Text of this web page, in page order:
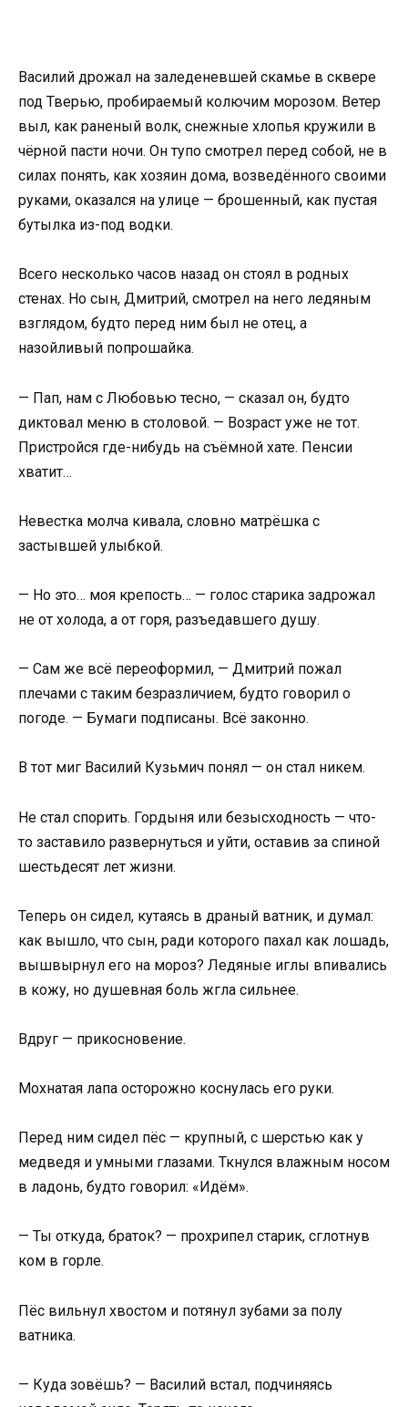
Василий дрожал на заледеневшей скамье в сквере
под Тверью, пробираемый колючим морозом. Ветер
выл, как раненый волк, снежные хлопья кружили в
чёрной пасти ночи. Он тупо смотрел перед собой, не в
силах понять, как хозяин дома, возведённого своими
руками, оказался на улице — брошенный, как пустая
бутылка из-под водки.
Всего несколько часов назад он стоял в родных
стенах. Но сын, Дмитрий, смотрел на него ледяным
взглядом, будто перед ним был не отец, а
назойливый попрошайка.
— Пап, нам с Любовью тесно, — сказал он, будто
диктовал меню в столовой. — Возраст уже не тот.
Пристройся где-нибудь на съёмной хате. Пенсии
хватит…
Невестка молча кивала, словно матрёшка с
застывшей улыбкой.
— Но это… моя крепость… — голос старика задрожал
не от холода, а от горя, разъедавшего душу.
— Сам же всё переоформил, — Дмитрий пожал
плечами с таким безразличием, будто говорил о
погоде. — Бумаги подписаны. Всё законно.
В тот миг Василий Кузьмич понял — он стал никем.
Не стал спорить. Гордыня или безысходность — что-
то заставило развернуться и уйти, оставив за спиной
шестьдесят лет жизни.
Теперь он сидел, кутаясь в драный ватник, и думал:
как вышло, что сын, ради которого пахал как лошадь,
вышвырнул его на мороз? Ледяные иглы впивались
в кожу, но душевная боль жгла сильнее.
Вдруг — прикосновение.
Мохнатая лапа осторожно коснулась его руки.
Перед ним сидел пёс — крупный, с шерстью как у
медведя и умными глазами. Ткнулся влажным носом
в ладонь, будто говорил: «Идём».
— Ты откуда, браток? — прохрипел старик, сглотнув
ком в горле.
Пёс вильнул хвостом и потянул зубами за полу
ватника.
— Куда зовёшь? — Василий встал, подчиняясь